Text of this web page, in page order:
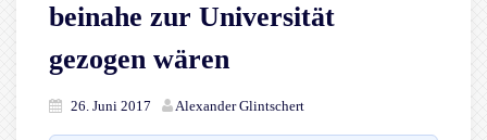
beinahe zur Universität
gezogen wären
26. Juni 2017 Alexander Glintschert